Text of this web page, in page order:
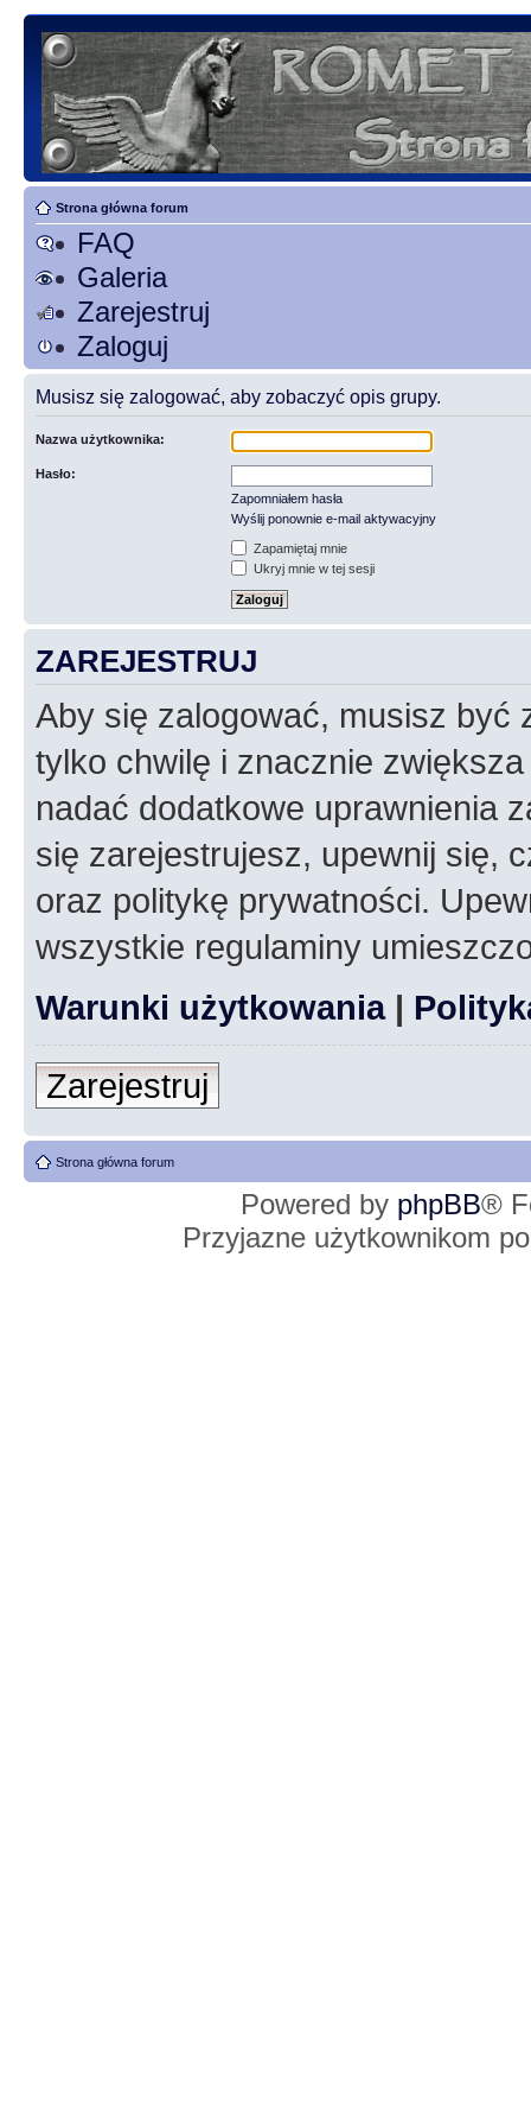
Strona główna forum
FAQ
Galeria
Zarejestruj
Zaloguj
Musisz się zalogować, aby zobaczyć opis grupy.
Nazwa użytkownika:
Hasło:
Zapomniałem hasła
Wyślij ponownie e-mail aktywacyjny
Zapamiętaj mnie
Ukryj mnie w tej sesji
ZAREJESTRUJ
Aby się zalogować, musisz być
tylko chwilę i znacznie
nadać dodatkowe uprawnienia
się zarejestrujesz, upewnij się,
oraz politykę prywatności.
wszystkie regulaminy
Warunki użytkowania|
Zarejestruj
Strona główna forum
Powered by phpBB®
Przyjazne użytkownikom